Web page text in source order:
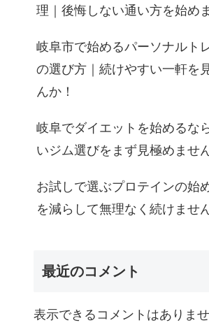
理｜後悔しない通い方を始め
岐阜市で始めるパーソナルト
の選び方｜続けやすい一軒を
んか！
岐阜でダイエットを始めるな
いジム選びをまず見極めませ
お試しで選ぶプロテインの始
を減らして無理なく続けませ
最近のコメント
表示できるコメントはありませ